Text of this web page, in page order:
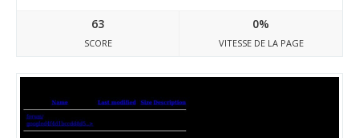
63
SCORE
0%
VITESSE DE LA PAGE